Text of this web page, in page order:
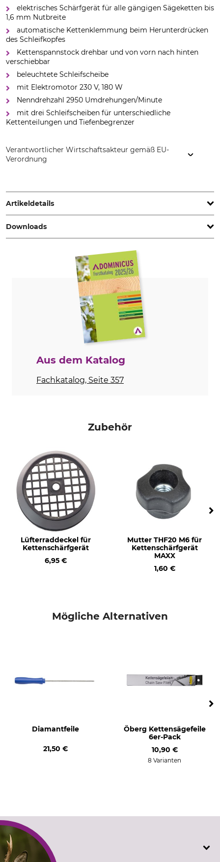
elektrisches Schärfgerät für alle gängigen Sägeketten bis
1,6 mm Nutbreite
automatische Kettenklemmung beim Herunterdrücken
des Schleifkopfes
Kettenspannstock drehbar und von vorn nach hinten
verschiebbar
beleuchtete Schleifscheibe
mit Elektromotor 230 V, 180 W
Nenndrehzahl 2950 Umdrehungen/Minute
mit drei Schleifscheiben für unterschiedliche
Kettenteilungen und Tiefenbegrenzer
Verantwortlicher Wirtschaftsakteur gemäß EU-
Verordnung
www.ama.it
Artikeldetails
Produkttyp
Kettenschärfgerät
Maxx
Downloads
Bedienungsanleitung | BA_13-018.pdf
Ersatzteilliste | Spareparts_Maxx_13-018_intl_022022.pdf
Aus dem Katalog
Fachkatalog, Seite 357
Zubehör
Lüfterraddeckel für
Kettenschärfgerät
6,95 €
Mutter THF20 M6 für
Kettenschärfgerät
MAXX
1,60 €
Mögliche Alternativen
Diamantfeile
21,50 €
Öberg Kettensägefeile
6er-Pack
10,90 €
8 Varianten
SERVICE